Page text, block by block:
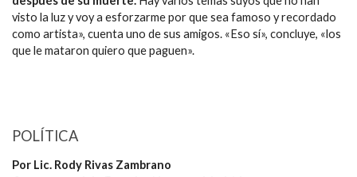
visto la luz y voy a esforzarme por que sea famoso y recordado
como artista», cuenta uno de sus amigos. «Eso sí», concluye, «los
que le mataron quiero que paguen».
POLÍTICA
Por Lic. Rody Rivas Zambrano